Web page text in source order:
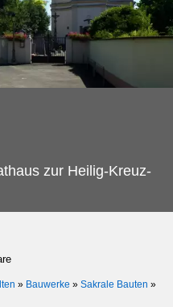
zur Heilig-Kreuz-
» Bauwerke » Sakrale Bauten »